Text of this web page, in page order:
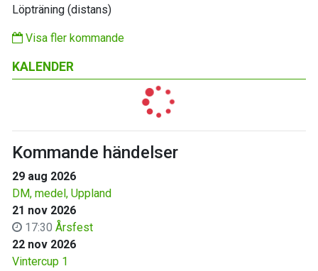
Löpträning (distans)
Visa fler kommande
KALENDER
Kommande händelser
29 aug 2026
DM, medel, Uppland
21 nov 2026
17:30 Årsfest
22 nov 2026
Vintercup 1